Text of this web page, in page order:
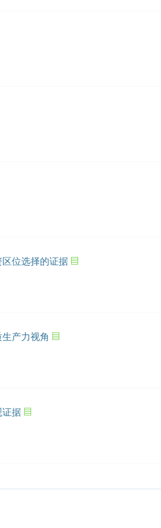
位选择的证据
产力视角
据